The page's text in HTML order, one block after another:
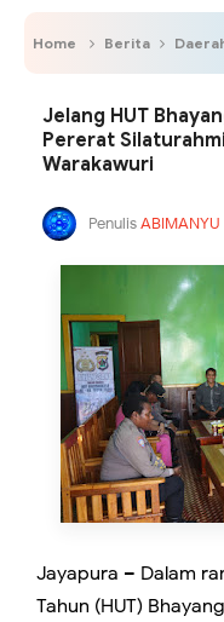
Home Berita
Jelang HUT
Pererat
Warakawuri
PenulisABIMANYU
Jayapura – Dalam
Tahun (HUT)